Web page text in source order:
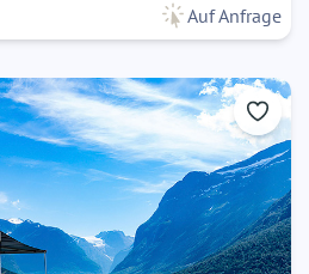
Auf Anfrage